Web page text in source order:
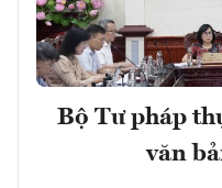
Bộ Tư pháp
văn